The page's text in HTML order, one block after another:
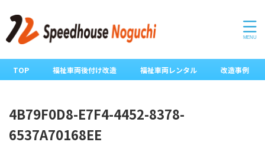
TOP 福祉車両後付け改造 福祉車両レンタル 改造事例
4B79F0D8-E7F4-4452-8378-
6537A70168EE